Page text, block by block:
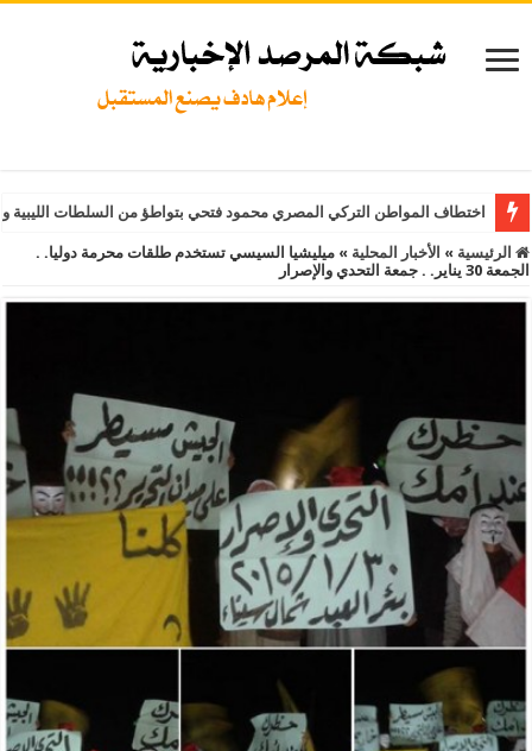
اختطاف المواطن التركي المصري محمود فتحي بتواطؤ من السلطات
الرئيسية » الأخبار المحلية » ميليشيا السيسي تستخدم طلقات محرمة دوليا. .
الجمعة 30 يناير. . جمعة التحدي والإصرار